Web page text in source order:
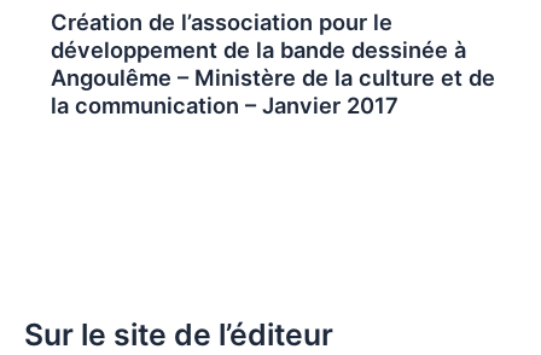
Sur le site de l’éditeur
Création de l’association pour le
développement de la bande dessinée à
Angoulême – Ministère de la culture et de
la communication – Janvier 2017